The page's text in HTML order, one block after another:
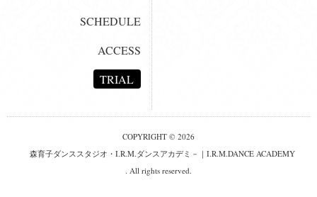
SCHEDULE
ACCESS
TRIAL
COPYRIGHT © 2026
森育子ダンススタジオ・I.R.M.ダンスアカデミ－｜I.R.M.DANCE ACADEMY
. All rights reserved.